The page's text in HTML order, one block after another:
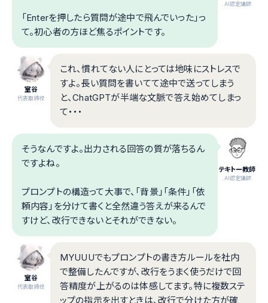
.AI認定講師
「Enterを押したら質問が途中で飛んでいった」っ
て。初心者の方ほど焦るポイントです。
室谷
代表取締役
これ、慣れてない人にとっては地味にストレスで
すよ。長い質問を書いてて途中で送ってしまう
と、ChatGPTが半端な文脈で答え始めてしまっ
て・・・
テキトー教師
.AI認定講師
そうなんですよ。出力される回答の質が落ちるん
ですよね。
プロンプトの構造って大事で、「背景」「条件」「依
頼内容」を分けて書くと全然違う答えが来るんで
すけど、改行できないとそれができない。
室谷
代表取締役
MYUUUでもプロンプトの書き方ルールを社内
で整備したんですが、改行をうまく使うだけで回
答精度が上がるのは体感してます。特に複数ステ
ップの指示を出すときは、改行で分けた方が確